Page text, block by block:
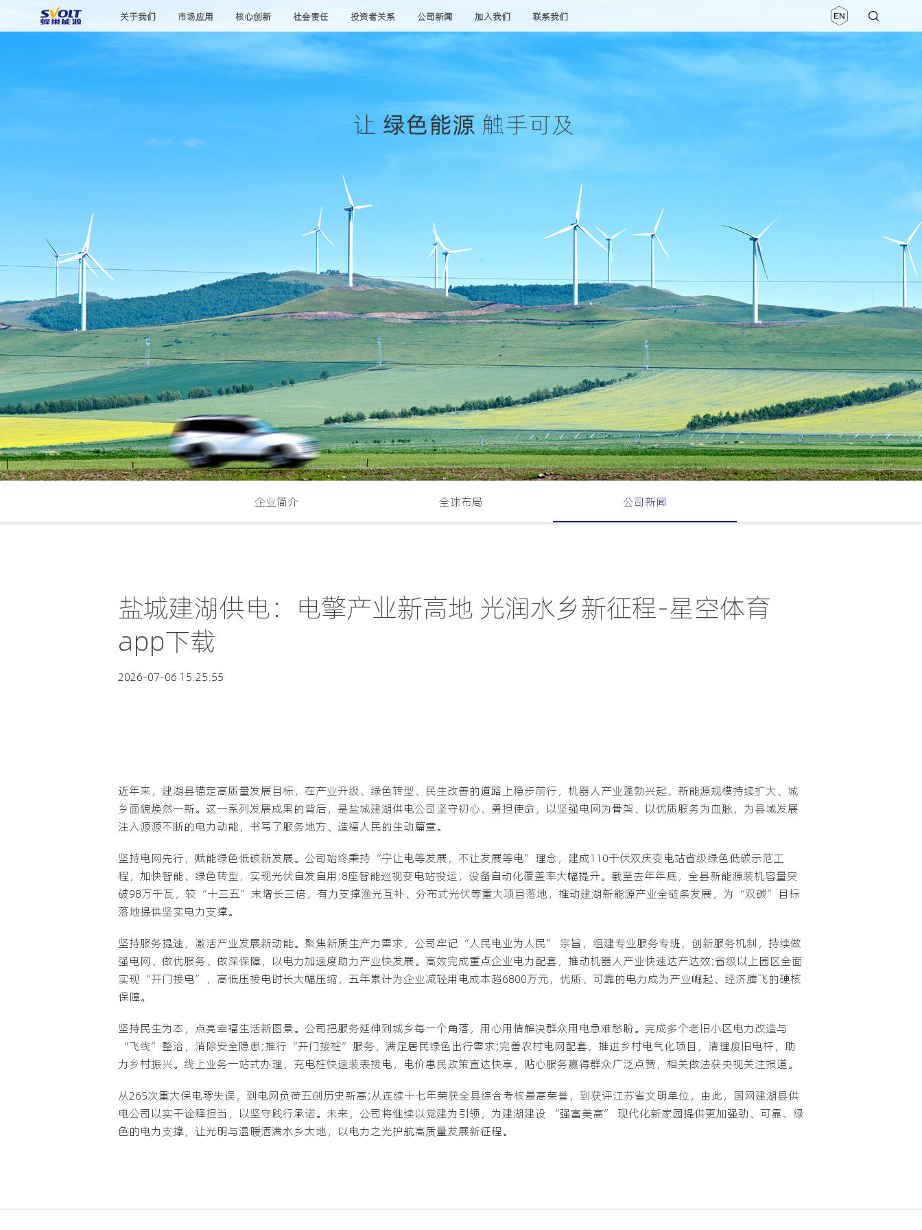
关于我们 市场应用 核心创新 社会责任 投资者关系 公司新闻 加入我们 联系我们
企业简介 全球布局 公司新闻
盐城建湖供电：电擎产业新高地 光润水乡新征程-星空体育
app下载
2026-07-06 15:25:55
近年来，建湖县锚定高质量发展目标，在产业升级、绿色转型、民生改善的道路上稳步前行，机器人产业蓬勃兴起、新能源规模持续扩大、城
乡面貌焕然一新。这一系列发展成果的背后，是盐城建湖供电公司坚守初心、勇担使命，以坚强电网为骨架、以优质服务为血脉，为县域发展
注入源源不断的电力动能，书写了服务地方、造福人民的生动篇章。
坚持电网先行，赋能绿色低碳新发展。公司始终秉持“宁让电等发展，不让发展等电”理念，建成110千伏双庆变电站省级绿色低碳示范工
程，加快智能、绿色转型，实现光伏自发自用;8座智能巡视变电站投运，设备自动化覆盖率大幅提升。截至去年年底，全县新能源装机容量突
破98万千瓦，较“十三五”末增长三倍，有力支撑渔光互补、分布式光伏等重大项目落地，推动建湖新能源产业全链条发展，为“双碳”目标
落地提供坚实电力支撑。
坚持服务提速，激活产业发展新动能。聚焦新质生产力需求，公司牢记“人民电业为人民” 宗旨，组建专业服务专班，创新服务机制，持续做
强电网、做优服务、做深保障，以电力加速度助力产业快发展。高效完成重点企业电力配套，推动机器人产业快速达产达效;省级以上园区全面
实现“开门接电”，高低压接电时长大幅压缩，五年累计为企业减轻用电成本超6800万元，优质、可靠的电力成为产业崛起、经济腾飞的硬核
保障。
坚持民生为本，点亮幸福生活新图景。公司把服务延伸到城乡每一个角落，用心用情解决群众用电急难愁盼。完成多个老旧小区电力改造与
“飞线”整治，消除安全隐患;推行“开门接桩”服务，满足居民绿色出行需求;完善农村电网配套，推进乡村电气化项目，清理废旧电杆，助
力乡村振兴。线上业务一站式办理，充电桩快速装表接电，电价惠民政策直达快享，贴心服务赢得群众广泛点赞，相关做法获央视关注报道。
从265次重大保电零失误，到电网负荷五创历史新高;从连续十七年荣获全县综合考核最高荣誉，到获评江苏省文明单位，由此，国网建湖县供
电公司以实干诠释担当，以坚守践行承诺。未来，公司将继续以党建为引领，为建湖建设 “强富美高” 现代化新家园提供更加强劲、可靠、绿
色的电力支撑，让光明与温暖洒满水乡大地，以电力之光护航高质量发展新征程。